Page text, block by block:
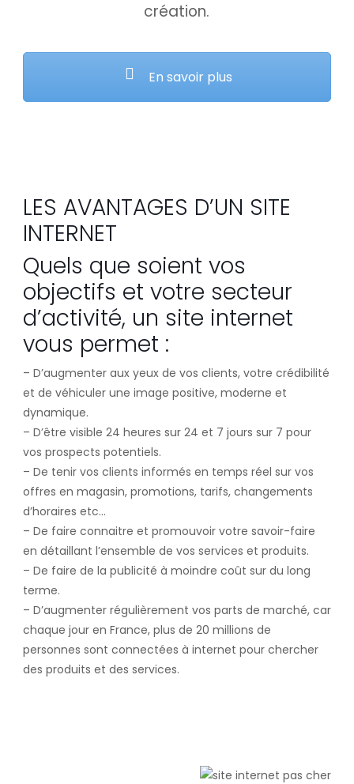
création.
En savoir plus
LES AVANTAGES D’UN SITE
INTERNET
Quels que soient vos
objectifs et votre secteur
d’activité, un site internet
vous permet :
– D’augmenter aux yeux de vos clients, votre crédibilité
et de véhiculer une image positive, moderne et
dynamique.
– D’être visible 24 heures sur 24 et 7 jours sur 7 pour
vos prospects potentiels.
– De tenir vos clients informés en temps réel sur vos
offres en magasin, promotions, tarifs, changements
d’horaires etc…
– De faire connaitre et promouvoir votre savoir-faire
en détaillant l’ensemble de vos services et produits.
– De faire de la publicité à moindre coût sur du long
terme.
– D’augmenter régulièrement vos parts de marché, car
chaque jour en France, plus de 20 millions de
personnes sont connectées à internet pour chercher
des produits et des services.